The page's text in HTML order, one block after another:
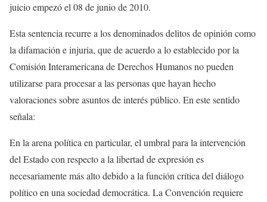
juicio empezó el 08 de junio de 2010.
Esta sentencia recurre a los denominados delitos de opinión como
la difamación e injuria, que de acuerdo a lo establecido por la
Comisión Interamericana de Derechos Humanos no pueden
utilizarse para procesar a las personas que hayan hecho
valoraciones sobre asuntos de interés público. En este sentido
señala:
En la arena política en particular, el umbral para la intervención
del Estado con respecto a la libertad de expresión es
necesariamente más alto debido a la función crítica del diálogo
político en una sociedad democrática. La Convención requiere